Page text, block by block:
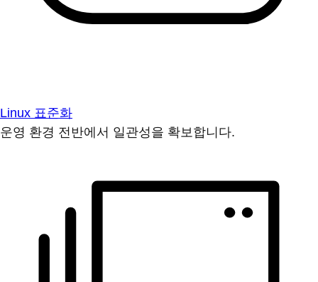
Linux 표준화
운영 환경 전반에서 일관성을 확보합니다.